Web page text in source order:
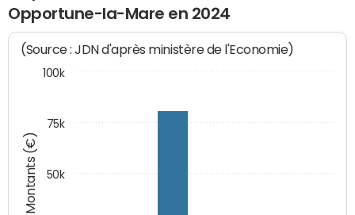
Opportune-la-Mare en 2024
Montants (€)
(Source : JDN d'après ministère de l'Economie)
100k
50k
75k